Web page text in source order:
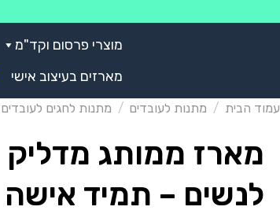
מוצרי פרסום וקד"מ
מארזים בעיצוב אישי
עמוד הבית / מתנות לעובדים / מתנות לחגים לעובדים
מארז ממותג מדליק
לנשים – תמיד אישה